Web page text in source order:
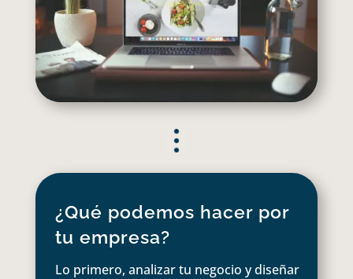
¿Qué podemos hacer por
tu empresa?
Lo primero, analizar tu negocio y diseñar